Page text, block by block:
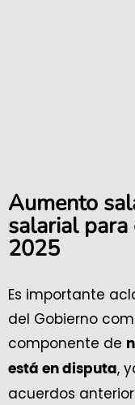
Aumento
salarial
2025
Es importante
del Gobierno
componente de
está en disputa,
acuerdos